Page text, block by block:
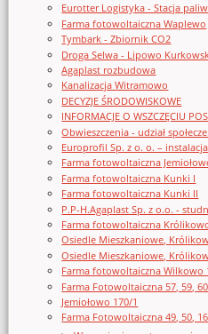
Eurotter Logistyka - Stacja paliw
Farma fotowoltaiczna Waplewo
Tymbark - Zbiornik CO2
Droga Selwa - Lipowo
Agaplast rozbudowa
Kanalizacja Witramowo
DECYZJE ŚRODOWISKOWE
INFORMACJE O WSZCZĘCIU
Obwieszczenia - udział
Europrofil Sp. z o. o. –
Farma fotowoltaiczna
Farma fotowoltaiczna Kunki I
Farma fotowoltaiczna Kunki II
P.P-H.Agaplast Sp. z o.o. -
Farma fotowoltaiczna
Osiedle Mieszkaniowe,
Osiedle Mieszkaniowe,
Farma fotowoltaiczna Wilkowo
Farma Fotowoltaiczna 57, 59,
Jemiołowo 170/1
Farma Fotowoltaiczna 49, 50,